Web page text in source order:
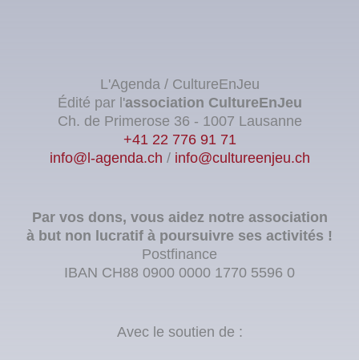
L'Agenda / CultureEnJeu
Édité par l'association CultureEnJeu
Ch. de Primerose 36 - 1007 Lausanne
+41 22 776 91 71
info@l-agenda.ch / info@cultureenjeu.ch
Par vos dons, vous aidez notre association
à but non lucratif à poursuivre ses activités !
Postfinance
IBAN CH88 0900 0000 1770 5596 0
Avec le soutien de :